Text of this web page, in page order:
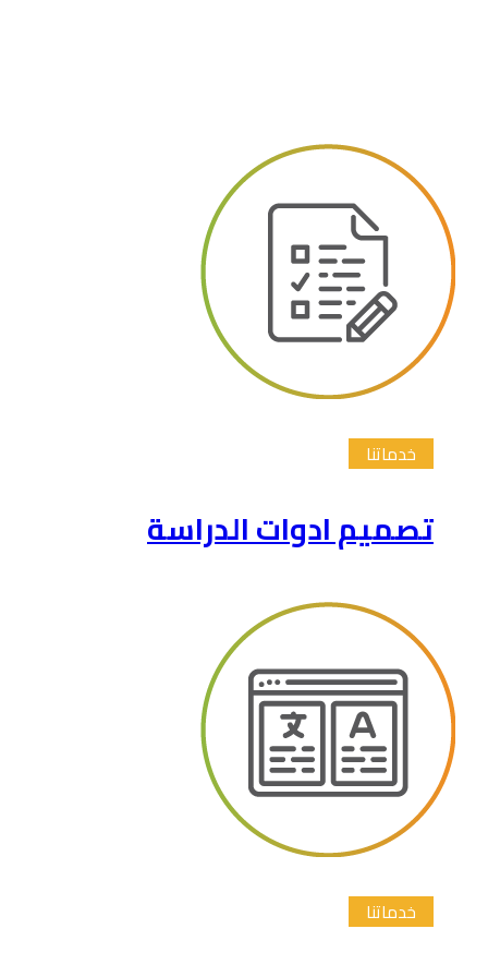
خدماتنا
تصميم ادوات الدراسة
خدماتنا